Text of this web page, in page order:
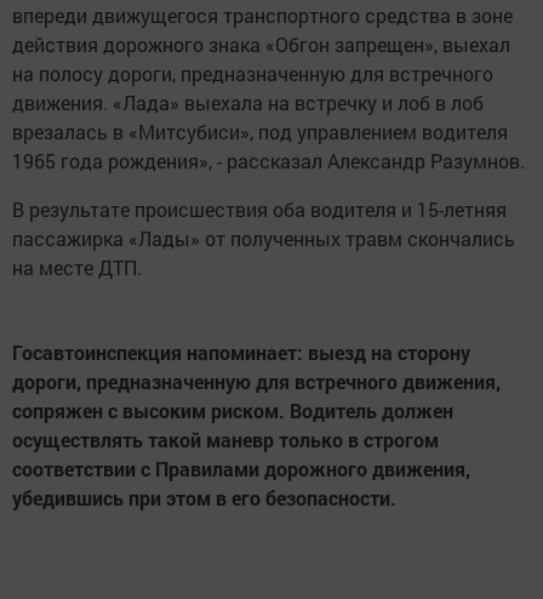
впереди движущегося транспортного средства в зоне
действия дорожного знака «Обгон запрещен», выехал
на полосу дороги, предназначенную для встречного
движения. «Лада» выехала на встречку и лоб в лоб
врезалась в «Митсубиси», под управлением водителя
1965 года рождения», - рассказал Александр Разумнов.
В результате происшествия оба водителя и 15-летняя
пассажирка «Лады» от полученных травм скончались
на месте ДТП.
Госавтоинспекция напоминает: выезд на сторону
дороги, предназначенную для встречного движения,
сопряжен с высоким риском. Водитель должен
осуществлять такой маневр только в строгом
соответствии с Правилами дорожного движения,
убедившись при этом в его безопасности.